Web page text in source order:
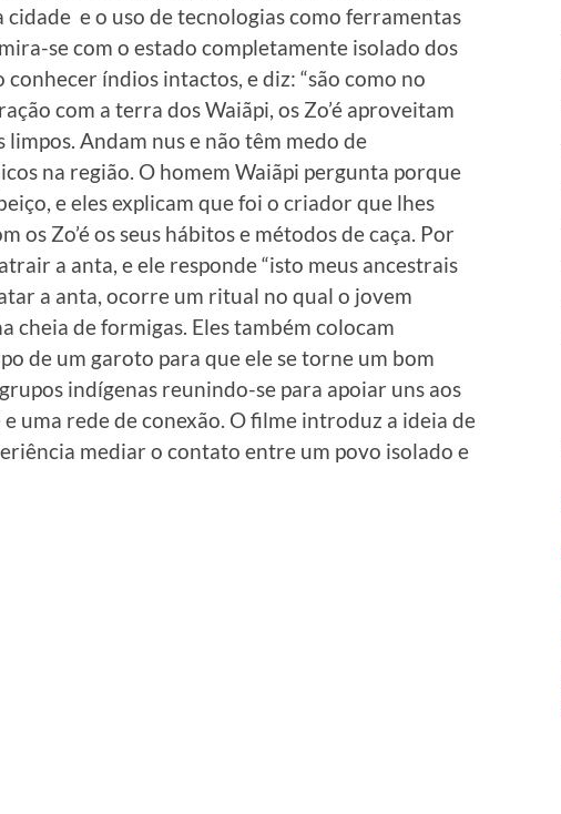
cidade e o uso de tecnologias como ferramentas
se com o estado completamente isolado dos
conhecer índios intactos, e diz: “são como no
com a terra dos Waiãpi, os Zo’é aproveitam
Andam nus e não têm medo de
na região. O homem Waiãpi pergunta porque
e eles explicam que foi o criador que lhes
os Zo’é os seus hábitos e métodos de caça. Por
a anta, e ele responde “isto meus ancestrais
a anta, ocorre um ritual no qual o jovem
cheia de formigas. Eles também colocam
de um garoto para que ele se torne um bom
indígenas reunindo-se para apoiar uns aos
uma rede de conexão. O filme introduz a ideia de
mediar o contato entre um povo isolado e